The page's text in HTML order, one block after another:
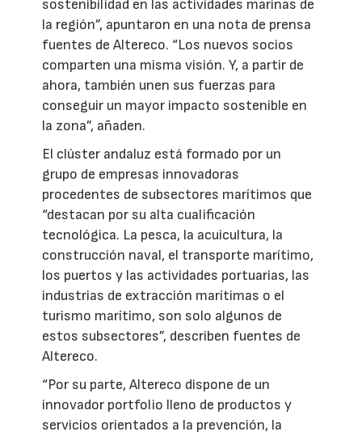
sostenibilidad en las actividades marinas de
la región”, apuntaron en una nota de prensa
fuentes de Altereco. “Los nuevos socios
comparten una misma visión. Y, a partir de
ahora, también unen sus fuerzas para
conseguir un mayor impacto sostenible en
la zona”, añaden.
El clúster andaluz está formado por un
grupo de empresas innovadoras
procedentes de subsectores marítimos que
“destacan por su alta cualificación
tecnológica. La pesca, la acuicultura, la
construcción naval, el transporte marítimo,
los puertos y las actividades portuarias, las
industrias de extracción marítimas o el
turismo marítimo, son solo algunos de
estos subsectores”, describen fuentes de
Altereco.
“Por su parte, Altereco dispone de un
innovador portfolio lleno de productos y
servicios orientados a la prevención, la